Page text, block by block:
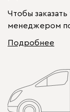
Чтобы
менеджером
Подробнее